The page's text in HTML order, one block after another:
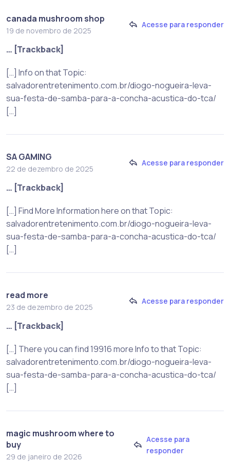
canada mushroom shop
19 de novembro de 2025
Acesse para responder
… [Trackback]
[…] Info on that Topic:
salvadorentretenimento.com.br/diogo-nogueira-leva-
sua-festa-de-samba-para-a-concha-acustica-do-tca/
[…]
SA GAMING
22 de dezembro de 2025
Acesse para responder
… [Trackback]
[…] Find More Information here on that Topic:
salvadorentretenimento.com.br/diogo-nogueira-leva-
sua-festa-de-samba-para-a-concha-acustica-do-tca/
[…]
read more
23 de dezembro de 2025
Acesse para responder
… [Trackback]
[…] There you can find 19916 more Info to that Topic:
salvadorentretenimento.com.br/diogo-nogueira-leva-
sua-festa-de-samba-para-a-concha-acustica-do-tca/
[…]
magic mushroom where to
buy
29 de janeiro de 2026
Acesse para
responder